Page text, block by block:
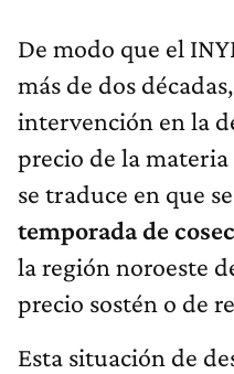
De modo que el
más de dos
intervención en la
precio de la
se traduce en que
temporada de
la región noroeste
precio sostén o de
Esta situación de